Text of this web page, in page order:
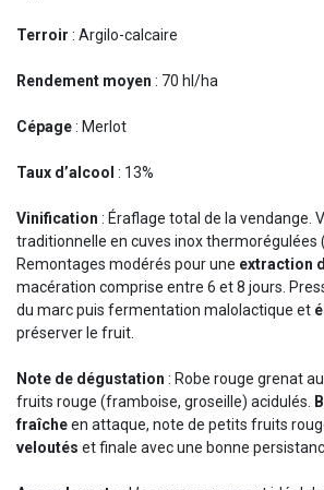
Terroir : Argilo-calcaire
Rendement moyen : 70 hl/ha
Cépage: Merlot
Taux d’alcool : 13%
Vinification : Éraflage total de la vendange.
traditionnelle en cuves inox thermorégulées
Remontages modérés pour une extraction
macération comprise entre 6 et 8 jours.
du marc puis fermentation malolactique et
préserver le fruit.
Note de dégustation : Robe rouge grenat
fruits rouge (framboise, groseille) acidulés.
fraîcheen attaque, note de petits fruits
veloutés et finale avec une bonne